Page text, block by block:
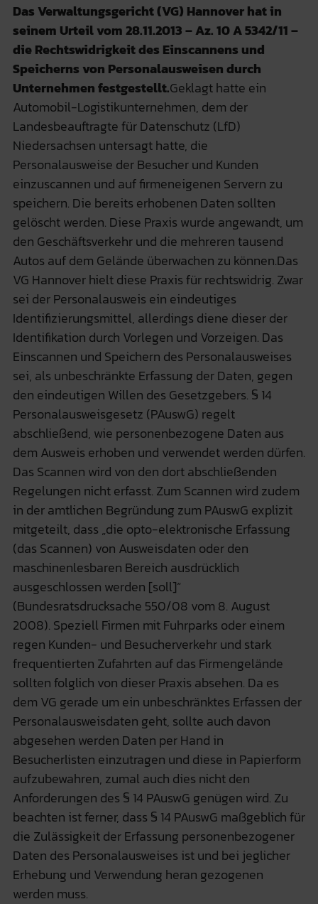
Das Verwaltungsgericht (VG) Hannover hat in
seinem Urteil vom 28.11.2013 – Az. 10 A 5342/11 –
die Rechtswidrigkeit des Einscannens und
Speicherns von Personalausweisen durch
Unternehmen festgestellt.Geklagt hatte ein
Automobil-Logistikunternehmen, dem der
Landesbeauftragte für Datenschutz (LfD)
Niedersachsen untersagt hatte, die
Personalausweise der Besucher und Kunden
einzuscannen und auf firmeneigenen Servern zu
speichern. Die bereits erhobenen Daten sollten
gelöscht werden. Diese Praxis wurde angewandt, um
den Geschäftsverkehr und die mehreren tausend
Autos auf dem Gelände überwachen zu können.Das
VG Hannover hielt diese Praxis für rechtswidrig. Zwar
sei der Personalausweis ein eindeutiges
Identifizierungsmittel, allerdings diene dieser der
Identifikation durch Vorlegen und Vorzeigen. Das
Einscannen und Speichern des Personalausweises
sei, als unbeschränkte Erfassung der Daten, gegen
den eindeutigen Willen des Gesetzgebers. § 14
Personalausweisgesetz (PAuswG) regelt
abschließend, wie personenbezogene Daten aus
dem Ausweis erhoben und verwendet werden dürfen.
Das Scannen wird von den dort abschließenden
Regelungen nicht erfasst. Zum Scannen wird zudem
in der amtlichen Begründung zum PAuswG explizit
mitgeteilt, dass „die opto-elektronische Erfassung
(das Scannen) von Ausweisdaten oder den
maschinenlesbaren Bereich ausdrücklich
ausgeschlossen werden [soll]“
(Bundesratsdrucksache 550/08 vom 8. August
2008). Speziell Firmen mit Fuhrparks oder einem
regen Kunden- und Besucherverkehr und stark
frequentierten Zufahrten auf das Firmengelände
sollten folglich von dieser Praxis absehen. Da es
dem VG gerade um ein unbeschränktes Erfassen der
Personalausweisdaten geht, sollte auch davon
abgesehen werden Daten per Hand in
Besucherlisten einzutragen und diese in Papierform
aufzubewahren, zumal auch dies nicht den
Anforderungen des § 14 PAuswG genügen wird. Zu
beachten ist ferner, dass § 14 PAuswG maßgeblich für
die Zulässigkeit der Erfassung personenbezogener
Daten des Personalausweises ist und bei jeglicher
Erhebung und Verwendung heran gezogenen
werden muss.